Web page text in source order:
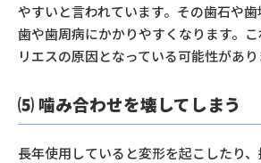
やすいと言われています。その歯石や歯
歯や歯周病にかかりやすくなります。
リエスの原因となっている可能性があり
⑸ 噛み合わせを壊してしまう
長年使用していると変形を起こしたり